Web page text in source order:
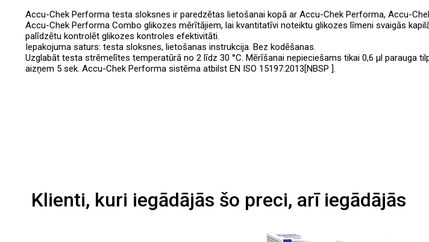
Accu-Chek Performa testa sloksnes ir paredzētas lietošanai kopā ar Accu-Chek Performa, Accu-
Accu-Chek Performa Combo glikozes mērītājiem, lai kvantitatīvi noteiktu glikozes līmeni svaigās
palīdzētu kontrolēt glikozes kontroles efektivitāti.
Iepakojuma saturs: testa sloksnes, lietošanas instrukcija. Bez kodēšanas.
Uzglabāt testa strēmelītes temperatūrā no 2 līdz 30 °C. Mērīšanai nepieciešams tikai 0,6 µl parauga
aizņem 5 sek. Accu-Chek Performa sistēma atbilst EN ISO 15197:2013[NBSP ].
Klienti, kuri iegādājās šo preci, arī iegādājās